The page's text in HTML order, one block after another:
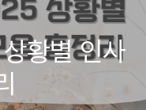
황별 인사